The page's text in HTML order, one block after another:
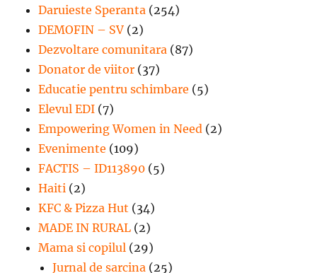
Daruieste Speranta (254)
DEMOFIN – SV (2)
Dezvoltare comunitara (87)
Donator de viitor (37)
Educatie pentru schimbare (5)
Elevul EDI (7)
Empowering Women in Need (2)
Evenimente (109)
FACTIS – ID113890 (5)
Haiti (2)
KFC & Pizza Hut (34)
MADE IN RURAL (2)
Mama si copilul (29)
Jurnal de sarcina (25)